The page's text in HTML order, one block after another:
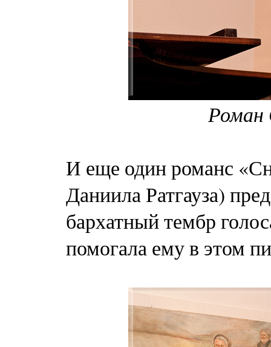
Роман
И еще один романс
Даниила Ратгауза)
бархатный тембр
помогала ему в этом